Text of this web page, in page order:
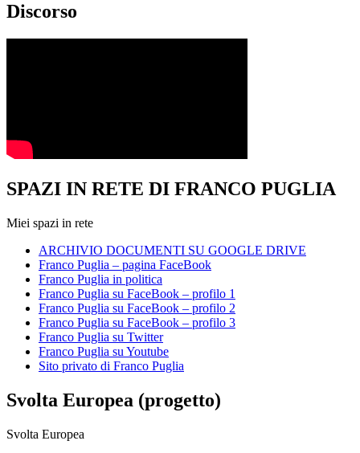
Discorso
SPAZI IN RETE DI FRANCO PUGLIA
Miei spazi in rete
ARCHIVIO DOCUMENTI SU GOOGLE DRIVE
Franco Puglia – pagina FaceBook
Franco Puglia in politica
Franco Puglia su FaceBook – profilo 1
Franco Puglia su FaceBook – profilo 2
Franco Puglia su FaceBook – profilo 3
Franco Puglia su Twitter
Franco Puglia su Youtube
Sito privato di Franco Puglia
Svolta Europea (progetto)
Svolta Europea